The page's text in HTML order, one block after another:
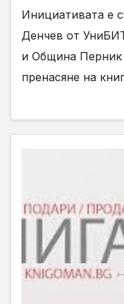
Инициативата е
Денчев от
и Община Перник
пренасяне на